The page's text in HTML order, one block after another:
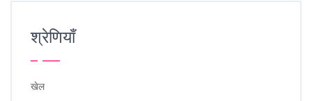
श्रेणियाँ
खेल